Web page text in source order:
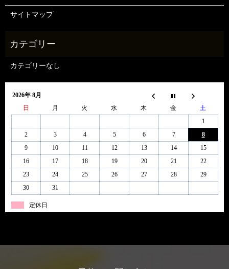
サイトマップ
カテゴリーなし
2026年 8月
日
月 火 水 木 金
土
1
2
3 4 5 6 7
8
9
10 11 12 13 14
15
16
17 18 19 20 21
22
23
24 25 26 27 28
29
30
31
定休日